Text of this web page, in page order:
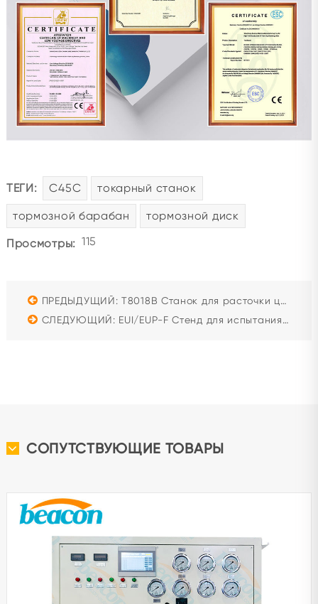
ТЕГИ: C45C токарный станок
тормозной барабан тормозной диск
Просмотры: 115
ПРЕДЫДУЩИЙ: T8018B Станок для расточки цилиндров
СЛЕДУЮЩИЙ: EUI/EUP-F Стенд для испытания форсунок Common Rail
СОПУТСТВУЮЩИЕ ТОВАРЫ